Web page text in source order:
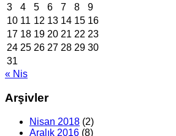
3
4 5 6 7 8
9
10 11 12 13 14 15 16
17 18 19 20 21 22 23
24 25 26 27 28 29 30
31
« Nis
Arşivler
Nisan 2018 (2)
Aralık 2016 (8)